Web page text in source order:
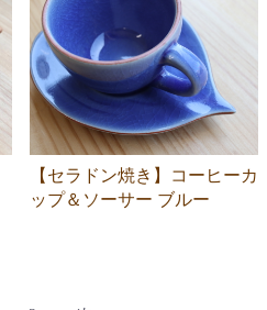
【セラドン焼き】コーヒーカ
ップ＆ソーサー ブルー